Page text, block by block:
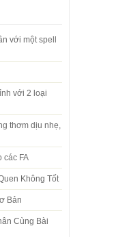
với một spell
với 2 loại
thơm dịu nhẹ,
các FA
Không Tốt
Bản
Cùng Bài